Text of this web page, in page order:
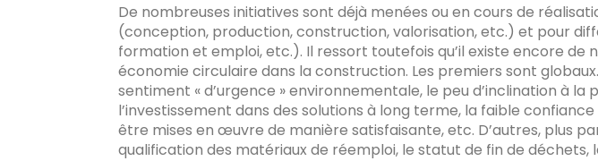
De nombreuses initiatives sont déjà menées ou en cours de
(conception, production, construction, valorisation, etc.) et pour
formation et emploi, etc.). Il ressort toutefois qu’il existe encore
économie circulaire dans la construction. Les premiers sont
sentiment « d’urgence » environnementale, le peu d’inclination à
l’investissement dans des solutions à long terme, la faible
être mises en œuvre de manière satisfaisante, etc. D’autres, plus
qualification des matériaux de réemploi, le statut de fin de